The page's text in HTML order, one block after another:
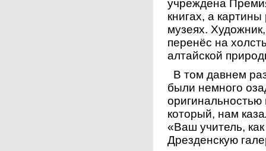
учреждена
книгах, а
музеях.
перенёс на
алтайской
В том давнем
были немного
который, нам
«Ваш учитель,
Дрезденскую